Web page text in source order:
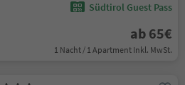
Südtirol Guest Pass
ab 65€
1 Nacht / 1 Apartment Inkl. MwSt.